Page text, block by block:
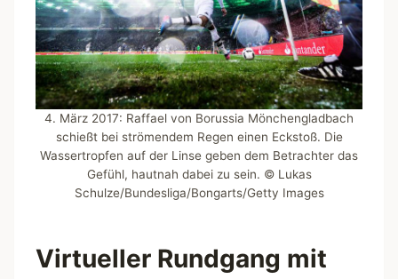
4. März 2017: Raffael von Borussia Mönchengladbach
schießt bei strömendem Regen einen Eckstoß. Die
Wassertropfen auf der Linse geben dem Betrachter das
Gefühl, hautnah dabei zu sein. © Lukas
Schulze/Bundesliga/Bongarts/Getty Images
Virtueller Rundgang mit